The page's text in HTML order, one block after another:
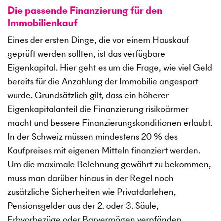
Die passende Finanzierung für den
Immobilienkauf
Eines der ersten Dinge, die vor einem Hauskauf
geprüft werden sollten, ist das verfügbare
Eigenkapital. Hier geht es um die Frage, wie viel Geld
bereits für die Anzahlung der Immobilie angespart
wurde. Grundsätzlich gilt, dass ein höherer
Eigenkapitalanteil die Finanzierung risikoärmer
macht und bessere Finanzierungskonditionen erlaubt.
In der Schweiz müssen mindestens 20 % des
Kaufpreises mit eigenen Mitteln finanziert werden.
Um die maximale Belehnung gewährt zu bekommen,
muss man darüber hinaus in der Regel noch
zusätzliche Sicherheiten wie Privatdarlehen,
Pensionsgelder aus der 2. oder 3. Säule,